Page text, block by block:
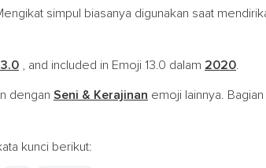
simpul biasanya digunakan saat
, and included in Emoji 13.0 dalam 2020.
dengan Seni & Kerajinan emoji lainnya.
kunci berikut: